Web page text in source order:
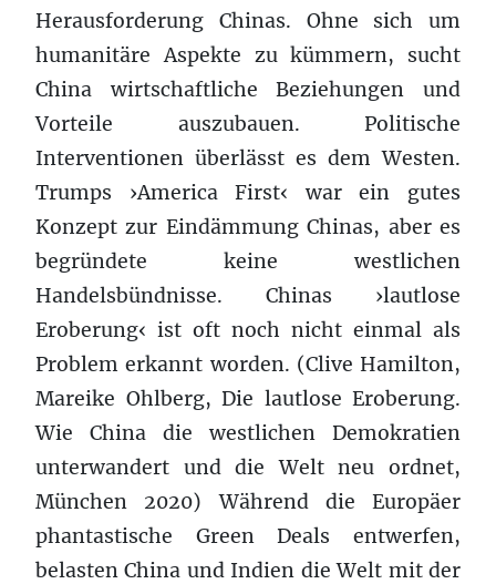
Herausforderung Chinas. Ohne sich um
humanitäre Aspekte zu kümmern, sucht
China wirtschaftliche Beziehungen und
Vorteile auszubauen. Politische
Interventionen überlässt es dem Westen.
Trumps ›America First‹ war ein gutes
Konzept zur Eindämmung Chinas, aber es
begründete keine westlichen
Handelsbündnisse. Chinas ›lautlose
Eroberung‹ ist oft noch nicht einmal als
Problem erkannt worden. (Clive Hamilton,
Mareike Ohlberg, Die lautlose Eroberung.
Wie China die westlichen Demokratien
unterwandert und die Welt neu ordnet,
München 2020) Während die Europäer
phantastische Green Deals entwerfen,
belasten China und Indien die Welt mit der